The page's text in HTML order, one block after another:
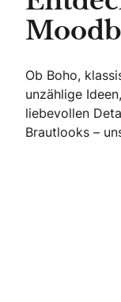
Ob Boho,
unzählige
liebevollen
Brautlooks –